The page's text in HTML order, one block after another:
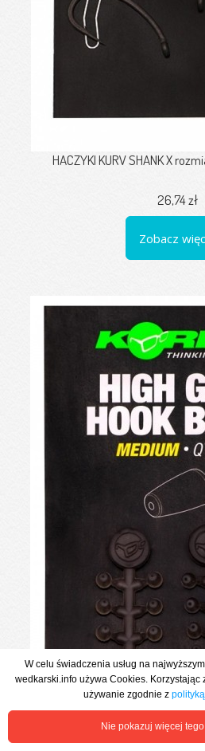
HACZYKI KURV SHANK X
26,74 zł
Zobacz
W celu świadczenia usług na
wedkarski.info używa Cookies. Korzystając
używanie zgodnie z
Nie pokazuj więcej